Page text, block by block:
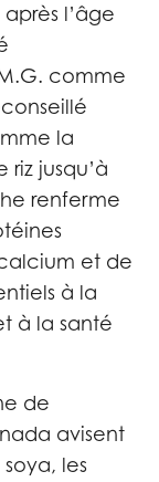
l’âge
comme
la
jusqu’à
renferme
et de
à la
à la santé
de
avisent
les